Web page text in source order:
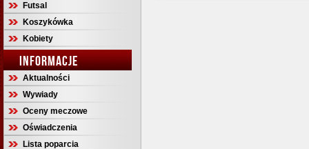
Futsal
Koszykówka
Kobiety
INFORMACJE
Aktualności
Wywiady
Oceny meczowe
Oświadczenia
Lista poparcia